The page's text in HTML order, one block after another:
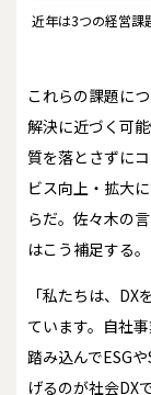
近年は3つの経営課
これらの課題に
解決に近づく可
質を落とさずに
ビス向上・拡大
らだ。佐々木の
はこう補足する。
「私たちは、
ています。自社
踏み込んでESG
げるのが社会DX